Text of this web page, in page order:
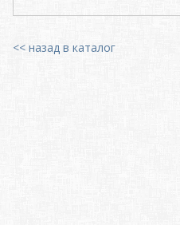
<< назад в каталог